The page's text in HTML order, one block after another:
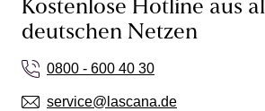
Kostenlose Hotline aus
deutschen Netzen
0800 - 600 40 30
service@lascana.de